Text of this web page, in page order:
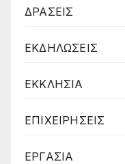
ΔΡΑΣΕΙΣ
ΕΚΔΗΛΩΣΕΙΣ
ΕΚΚΛΗΣΙΑ
ΕΠΙΧΕΙΡΗΣΕΙΣ
ΕΡΓΑΣΙΑ